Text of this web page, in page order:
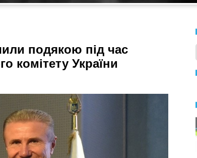
подякою під час
комітету України